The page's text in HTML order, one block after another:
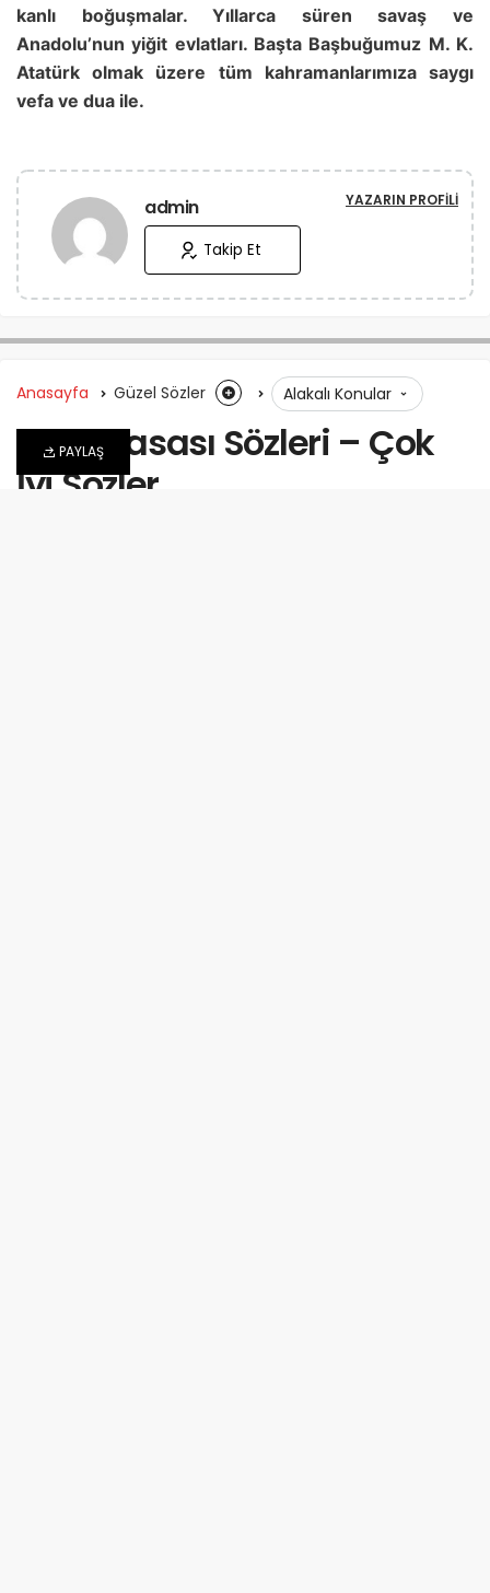
PAYLAŞ
kanlı boğuşmalar. Yıllarca süren savaş ve
Anadolu’nun yiğit evlatları. Başta Başbuğumuz M. K.
Atatürk olmak üzere tüm kahramanlarımıza saygı
vefa ve dua ile.
admin YAZARIN PROFILI
Takip Et
Anasayfa Güzel Sözler Alakalı Konular
Rakı Masası Sözleri – Çok
İyi Sözler